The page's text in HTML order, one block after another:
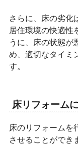
さらに、床の劣化
居住環境の快適性
うに、床の状態が
め、適切なタイミ
す。
床リフォーム
床のリフォームを
させることができ